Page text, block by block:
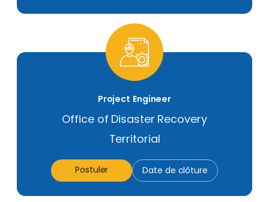
Project Engineer
Office of Disaster Recovery
Territorial
Postuler Date de clôture